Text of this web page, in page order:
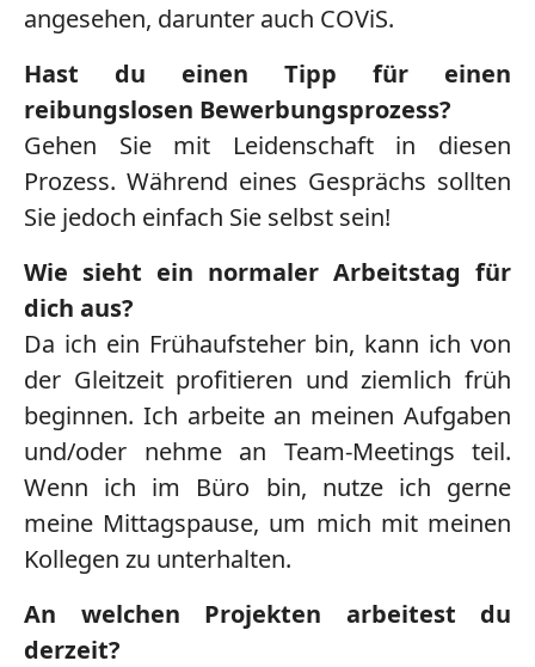
angesehen, darunter auch COViS.
Hast du einen Tipp für einen
reibungslosen Bewerbungsprozess?
Gehen Sie mit Leidenschaft in diesen
Prozess. Während eines Gesprächs sollten
Sie jedoch einfach Sie selbst sein!
Wie sieht ein normaler Arbeitstag für
dich aus?
Da ich ein Frühaufsteher bin, kann ich von
der Gleitzeit profitieren und ziemlich früh
beginnen. Ich arbeite an meinen Aufgaben
und/oder nehme an Team-Meetings teil.
Wenn ich im Büro bin, nutze ich gerne
meine Mittagspause, um mich mit meinen
Kollegen zu unterhalten.
An welchen Projekten arbeitest du
derzeit?